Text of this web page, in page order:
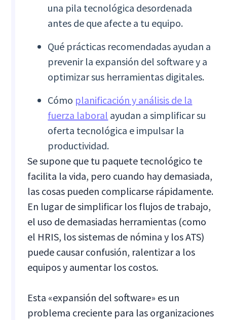
una pila tecnológica desordenada
antes de que afecte a tu equipo.
Qué prácticas recomendadas ayudan a
prevenir la expansión del software y a
optimizar sus herramientas digitales.
Cómo planificación y análisis de la
fuerza laboral ayudan a simplificar su
oferta tecnológica e impulsar la
productividad.
Se supone que tu paquete tecnológico te
facilita la vida, pero cuando hay demasiada,
las cosas pueden complicarse rápidamente.
En lugar de simplificar los flujos de trabajo,
el uso de demasiadas herramientas (como
el HRIS, los sistemas de nómina y los ATS)
puede causar confusión, ralentizar a los
equipos y aumentar los costos.
Esta «expansión del software» es un
problema creciente para las organizaciones